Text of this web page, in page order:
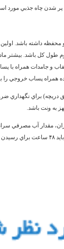
شدن چاه جذبي مورد
طول كل باشد. بيشتر
همراه پساب خروجي را
براي نگهداري
به ونت باشد.
مقدار آب مصرفي
باشد.